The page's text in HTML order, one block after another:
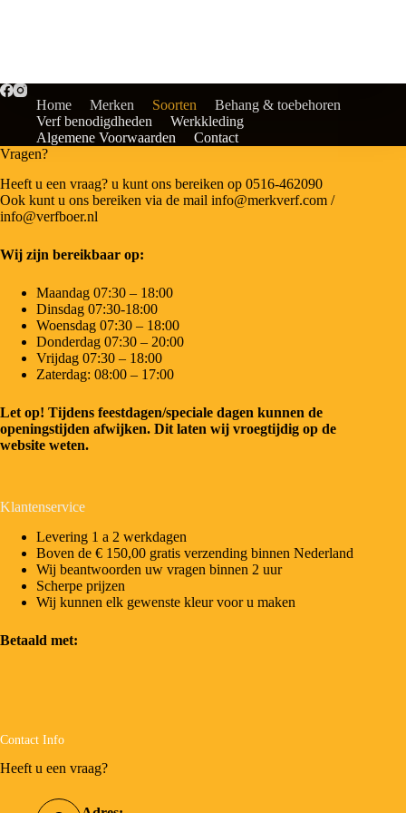
Home Merken Soorten
Behang & toebehoren
Verf benodigdheden
Werkkleding
Algemene Voorwaarden
Contact
Vragen?
Heeft u een vraag? u kunt ons bereiken op 0516-462090
Ook kunt u ons bereiken via de mail info@merkverf.com /
info@verfboer.nl
Wij zijn bereikbaar op:
Maandag 07:30 – 18:00
Dinsdag 07:30-18:00
Woensdag 07:30 – 18:00
Donderdag 07:30 – 20:00
Vrijdag 07:30 – 18:00
Zaterdag: 08:00 – 17:00
Let op! Tijdens feestdagen/speciale dagen kunnen de
openingstijden afwijken. Dit laten wij vroegtijdig op de
website weten.
Klantenservice
Levering 1 a 2 werkdagen
Boven de € 150,00 gratis verzending binnen Nederland
Wij beantwoorden uw vragen binnen 2 uur
Scherpe prijzen
Wij kunnen elk gewenste kleur voor u maken
Betaald met:
Contact Info
Heeft u een vraag?